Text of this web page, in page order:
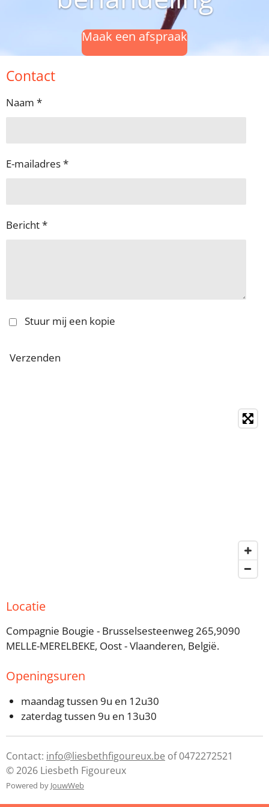
Maak een afspraak
Contact
Naam *
E-mailadres *
Bericht *
Stuur mij een kopie
Verzenden
Locatie
Compagnie Bougie - Brusselsesteenweg 265,9090
MELLE-MERELBEKE, Oost - Vlaanderen, België.
Openingsuren
maandag tussen 9u en 12u30
zaterdag tussen 9u en 13u30
Contact: info@liesbethfigoureux.be of 0472272521
© 2026 Liesbeth Figoureux
Powered by JouwWeb